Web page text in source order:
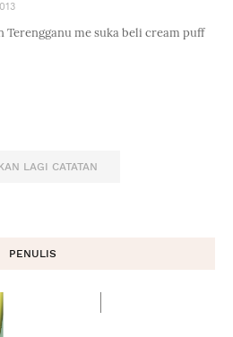
Terengganu me suka beli cream puff
LAGI CATATAN
PENULIS